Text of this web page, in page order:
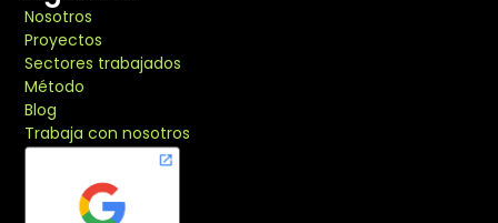
Nosotros
Proyectos
Sectores trabajados
Método
Blog
Trabaja con nosotros